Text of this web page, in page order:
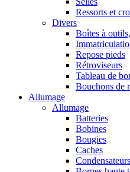
Ressorts et
Divers
Boîtes à
Repose pieds
Rétroviseurs
Tableau de
Bouchons de
Allumage
Allumage
Batteries
Bobines
Bougies
Caches
Condensateurs